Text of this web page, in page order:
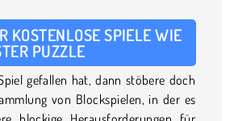
KOSTENLOSE SPIELE WIE
PUZZLE
gefallen hat, dann stöbere doch
von Blockspielen, in der es